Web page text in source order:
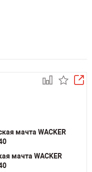
мачта WACKER